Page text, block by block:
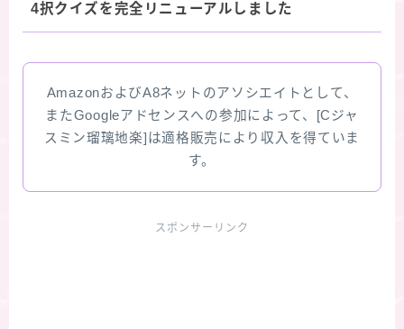
4択クイズを完全リニューアルしました
AmazonおよびA8ネットのアソシエイトとして、
またGoogleアドセンスへの参加によって、[Cジャ
スミン瑠璃地楽]は適格販売により収入を得ていま
す。
スポンサーリンク